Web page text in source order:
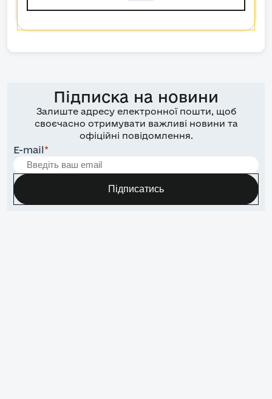
Підписка на новини
Залиште адресу електронної пошти, щоб
своєчасно отримувати важливі новини та
офіційні повідомлення.
E-mail*
Підписатись